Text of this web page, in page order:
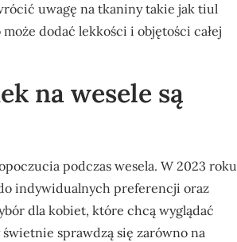
uwagę na tkaniny takie jak tiul
dodać lekkości i objętości całej
na wesele są
podczas wesela. W 2023 roku
indywidualnych preferencji oraz
dla kobiet, które chcą wyglądać
sprawdzą się zarówno na